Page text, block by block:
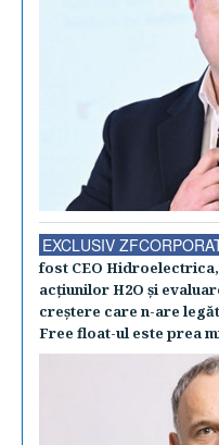
EXCLUSIV
fost CEO
acţiunilor H2O şi
creştere care n-are
Free float-ul este prea